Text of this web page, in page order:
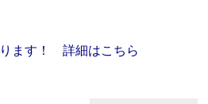
ます！ 詳細はこちら